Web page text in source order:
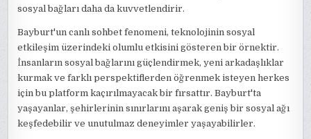
sosyal bağları daha da kuvvetlendirir.
Bayburt'un canlı sohbet fenomeni, teknolojinin sosyal
etkileşim üzerindeki olumlu etkisini gösteren bir örnektir.
İnsanların sosyal bağlarını güçlendirmek, yeni arkadaşlıklar
kurmak ve farklı perspektiflerden öğrenmek isteyen herkes
için bu platform kaçırılmayacak bir fırsattır. Bayburt'ta
yaşayanlar, şehirlerinin sınırlarını aşarak geniş bir sosyal ağı
keşfedebilir ve unutulmaz deneyimler yaşayabilirler.